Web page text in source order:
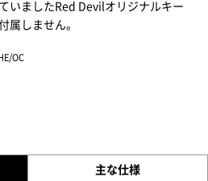
いましたRed Devilオリジナルキー
属しません。
OC
主な仕様